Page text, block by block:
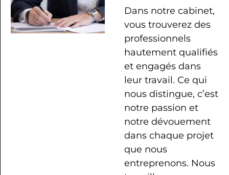
Dans notre cabinet,
vous trouverez des
professionnels
hautement qualifiés
et engagés dans
leur travail. Ce qui
nous distingue, c’est
notre passion et
notre dévouement
dans chaque projet
que nous
entreprenons. Nous